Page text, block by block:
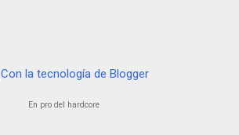
Con la tecnología de Blogger
En pro del hardcore